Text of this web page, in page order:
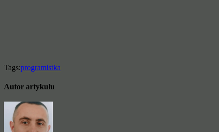
Tags:programistka
Autor artykułu